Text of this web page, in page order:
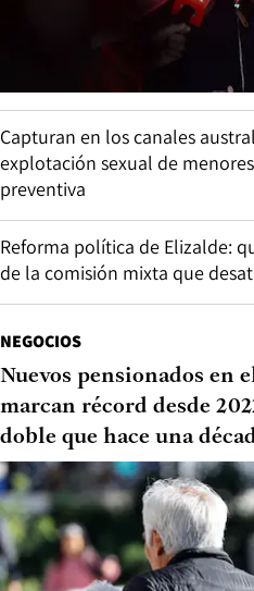
Capturan en los canales
explotación sexual de
preventiva
Reforma política de Elizalde:
de la comisión mixta que
NEGOCIOS
Nuevos pensionados en
marcan récord desde
doble que hace una